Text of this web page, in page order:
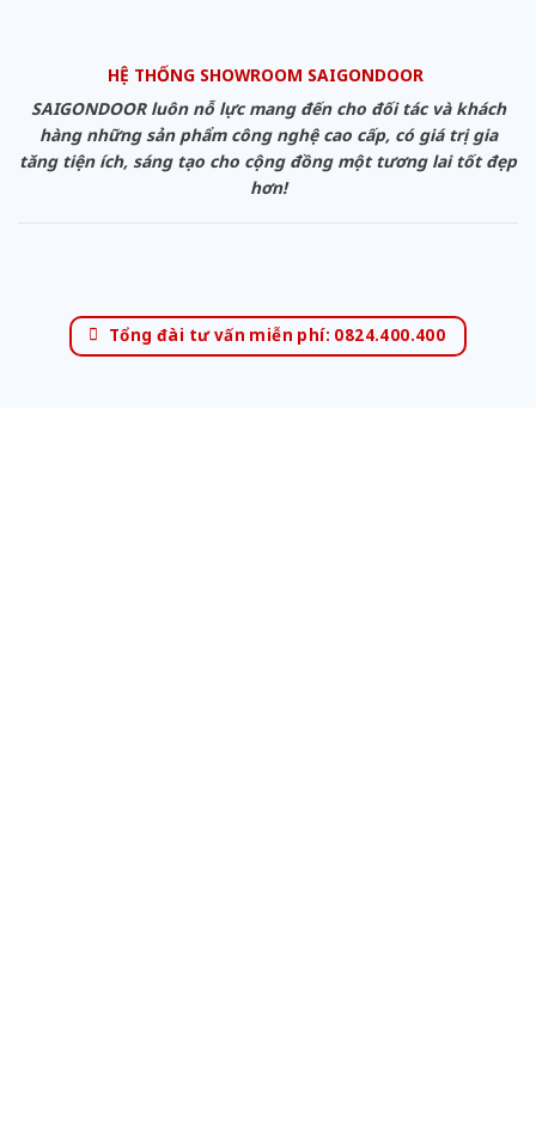
HỆ THỐNG SHOWROOM SAIGONDOOR
SAIGONDOOR luôn nỗ lực mang đến cho đối tác và khách
hàng những sản phẩm công nghệ cao cấp, có giá trị gia
tăng tiện ích, sáng tạo cho cộng đồng một tương lai tốt đẹp
hơn!
Tổng đài tư vấn miễn phí: 0824.400.400